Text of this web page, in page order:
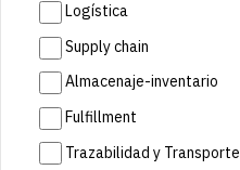
Logística
Supply chain
Almacenaje-inventario
Fulfillment
Trazabilidad y Transporte